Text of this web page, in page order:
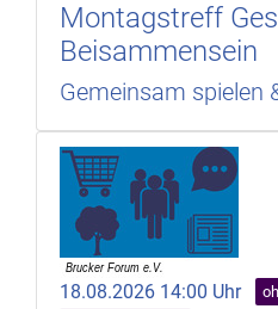
Montagstreff
Beisammensein
Gemeinsam spielen
18.08.2026 14:00 Uhr